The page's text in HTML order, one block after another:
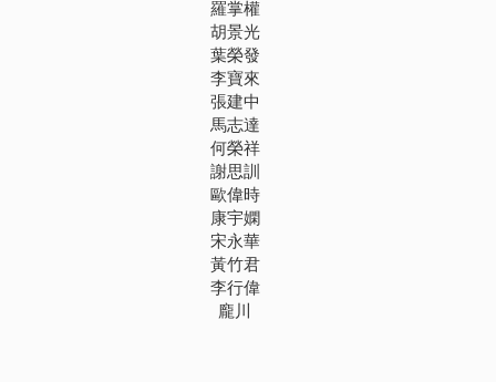
羅掌權
胡景光
葉榮發
李寶來
張建中
馬志達
何榮祥
謝思訓
歐偉時
康宇嫻
宋永華
黃竹君
李行偉
龐川